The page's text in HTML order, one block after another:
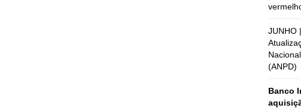
JUNHO
(ANPD)
Banco